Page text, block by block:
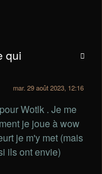
qui
mar. 29 août 2023, 12:16
Wotlk . Je me
je joue à wow
je m'y met (mais
ils ont envie)